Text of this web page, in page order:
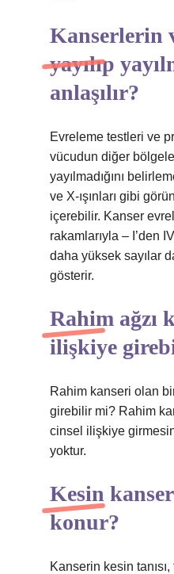
Kanserlerin
yayılıp
anlaşılır?
Evreleme testleri ve
vücudun diğer
yayılmadığını
ve X-ışınları gibi
içerebilir. Kanser
rakamlarıyla – I’den
daha yüksek sayılar
gösterir.
Rahim ağzı
ilişkiye
Rahim kanseri olan
girebilir mi? Rahim
cinsel ilişkiye
yoktur.
Kesin kanser
konur?
Kanserin kesin